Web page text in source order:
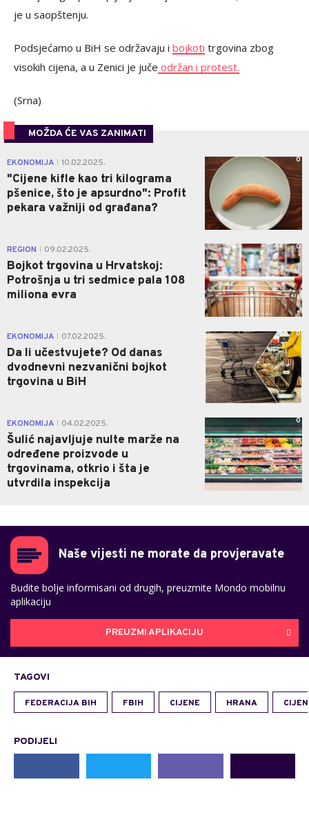
je u saopštenju.
Podsjećamo u BiH se održavaju i bojkoti trgovina zbog
visokih cijena, a u Zenici je juče održan i protest.
(Srna)
MOŽDA ĆE VAS ZANIMATI
EKONOMIJA 10.02.2025.
"Cijene kifle kao tri kilograma
pšenice, što je apsurdno": Profit
pekara važniji od građana?
0
REGION 09.02.2025.
Bojkot trgovina u Hrvatskoj:
Potrošnja u tri sedmice pala 108
miliona evra
0
EKONOMIJA 07.02.2025.
Da li učestvujete? Od danas
dvodnevni nezvanični bojkot
trgovina u BiH
0
EKONOMIJA 04.02.2025.
Šulić najavljuje nulte marže na
određene proizvode u
trgovinama, otkrio i šta je
utvrdila inspekcija
0
Naše vijesti ne morate da provjeravate
Budite bolje informisani od drugih, preuzmite Mondo mobilnu
aplikaciju
PREUZMI APLIKACIJU
TAGOVI
FEDERACIJA BIH FBIH CIJENE HRANA
PODIJELI